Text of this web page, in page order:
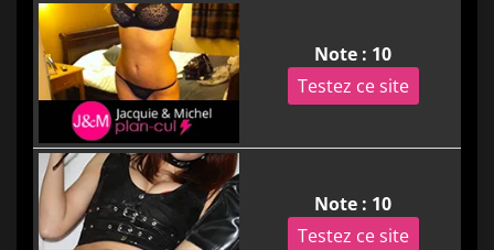
Note : 10
Testez ce site
Note : 10
Testez ce site